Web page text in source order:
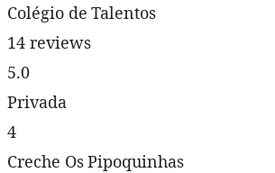
Colégio de Talentos
14 reviews
5.0
Privada
4
Creche Os Pipoquinhas